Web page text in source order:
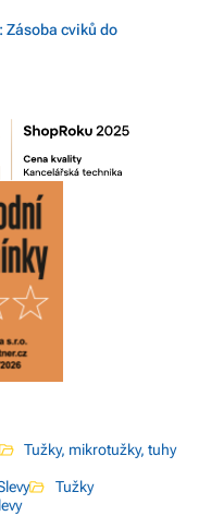
Zásoba cviků do
Tužky, mikrotužky, tuhy
Tužky